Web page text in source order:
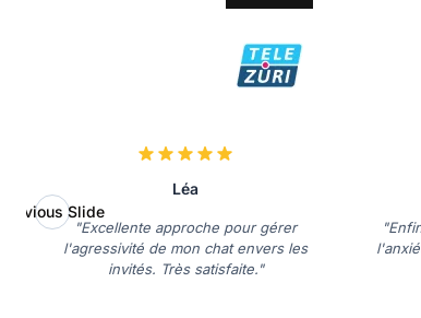
Léa
"Excellente approche pour gérer
l'agressivité de mon chat envers les
invités. Très satisfaite."
Previous Slide